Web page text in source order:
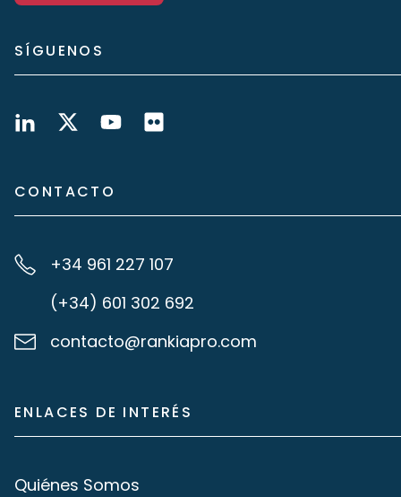
SÍGUENOS
CONTACTO
+34 961 227 107
(+34) 601 302 692
contacto@rankiapro.com
ENLACES DE INTERÉS
Quiénes Somos